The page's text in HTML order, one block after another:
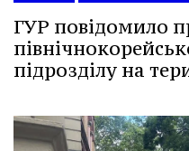
ГУР повідомило
підрозділу на